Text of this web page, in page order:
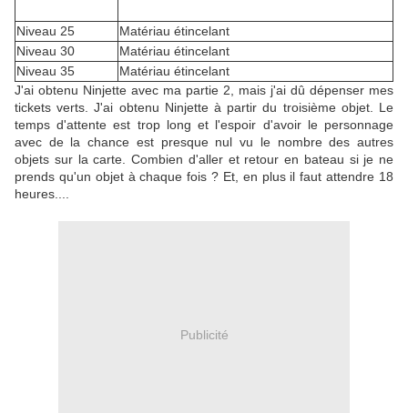
Niveau 25
Matériau étincelant
Niveau 30
Matériau étincelant
Niveau 35
Matériau étincelant
J'ai obtenu Ninjette avec ma partie 2, mais j'ai dû dépenser mes
tickets verts. J'ai obtenu Ninjette à partir du troisième objet. Le
temps d'attente est trop long et l'espoir d'avoir le personnage
avec de la chance est presque nul vu le nombre des autres
objets sur la carte. Combien d'aller et retour en bateau si je ne
prends qu'un objet à chaque fois ? Et, en plus il faut attendre 18
heures....
Publicité